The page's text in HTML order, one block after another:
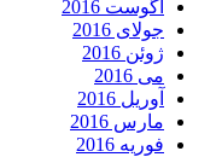
آگوست 2016
جولای 2016
ژوئن 2016
می 2016
آوریل 2016
مارس 2016
فوریه 2016